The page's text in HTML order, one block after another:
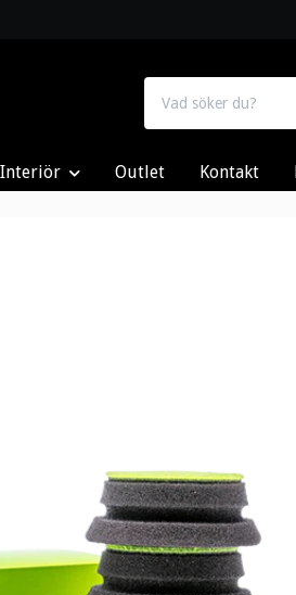
Interiör Outlet Kontakt